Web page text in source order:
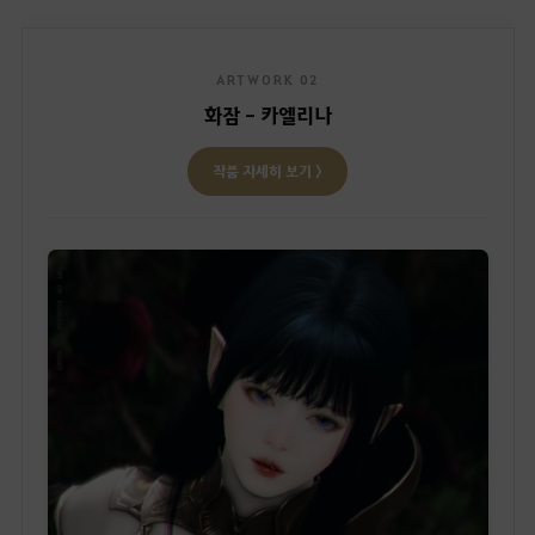
ARTWORK 02
화잠 - 카엘리나
작품 자세히 보기 〉